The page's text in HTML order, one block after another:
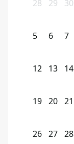
28 29 30
5 6 7
12 13 14
19 20 21
26 27 28